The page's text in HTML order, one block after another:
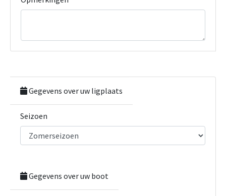
Gegevens over uw ligplaats
Seizoen
Gegevens over uw boot